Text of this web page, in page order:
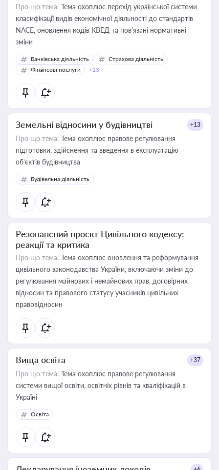
Про що тема: Тема охоплює перехід української системи
класифікації видів економічної діяльності до стандартів
NACE, оновлення кодів КВЕД та пов'язані нормативні
зміни
Банківська діяльність
Страхова діяльність
Фінансові послуги
+13
Земельні відносини у будівництві +13
Про що тема: Тема охоплює правове регулювання
підготовки, здійснення та введення в експлуатацію
об’єктів будівництва
Будівельна діяльність
Резонансний проєкт Цивільного кодексу:
реакції та критика
Про що тема: Тема охоплює оновлення та реформування
цивільного законодавства України, включаючи зміни до
регулювання майнових і немайнових прав, договірних
відносин та правового статусу учасників цивільних
правовідносин
Вища освіта +37
Про що тема: Тема охоплює правове регулювання
системи вищої освіти, освітніх рівнів та кваліфікацій в
Україні
Освіта